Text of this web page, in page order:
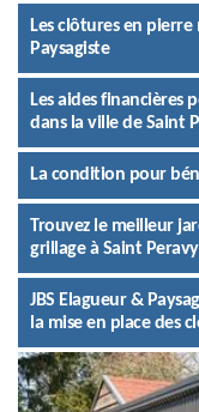
Les clôtures en pierre
Paysagiste
Les aides financières
dans la ville de Saint
La condition pour
Trouvez le meilleur
grillage à Saint
JBS Elagueur &
la mise en place des